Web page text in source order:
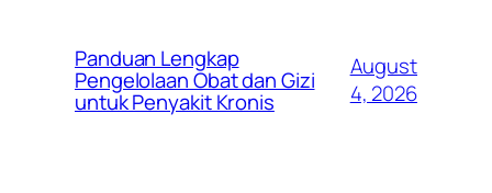
Panduan Lengkap
Pengelolaan Obat dan Gizi
untuk Penyakit Kronis
August
4, 2026